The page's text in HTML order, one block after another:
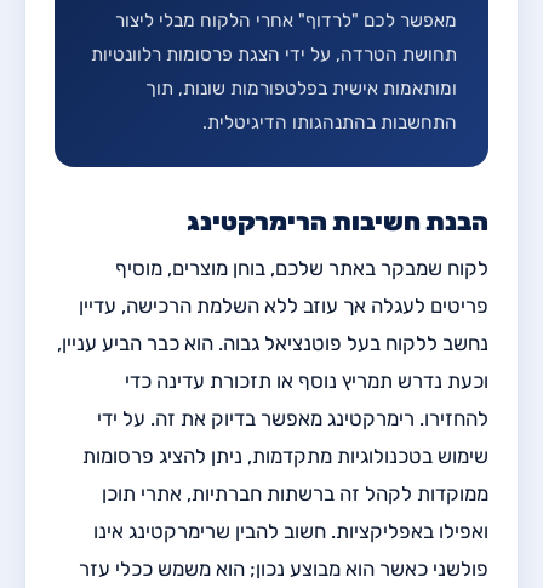
מאפשר לכם "לרדוף" אחרי הלקוח מבלי ליצור
תחושת הטרדה, על ידי הצגת פרסומות רלוונטיות
ומותאמות אישית בפלטפורמות שונות, תוך
התחשבות בהתנהגותו הדיגיטלית.
הבנת חשיבות הרימרקטינג
לקוח שמבקר באתר שלכם, בוחן מוצרים, מוסיף
פריטים לעגלה אך עוזב ללא השלמת הרכישה, עדיין
נחשב ללקוח בעל פוטנציאל גבוה. הוא כבר הביע עניין,
וכעת נדרש תמריץ נוסף או תזכורת עדינה כדי
להחזירו. רימרקטינג מאפשר בדיוק את זה. על ידי
שימוש בטכנולוגיות מתקדמות, ניתן להציג פרסומות
ממוקדות לקהל זה ברשתות חברתיות, אתרי תוכן
ואפילו באפליקציות. חשוב להבין שרימרקטינג אינו
פולשני כאשר הוא מבוצע נכון; הוא משמש ככלי עזר